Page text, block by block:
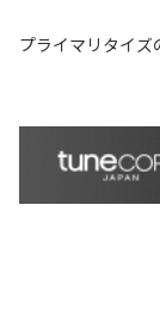
プライマリタイズ